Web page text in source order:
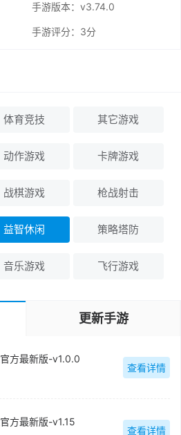
手游版本：v3.74.0
手游评分： 3分
体育竞技 其它游戏
动作游戏 卡牌游戏
战棋游戏 枪战射击
益智休闲 策略塔防
音乐游戏 飞行游戏
更新手游
方最新版-v1.0.0
查看详情
方最新版-v1.15
查看详情